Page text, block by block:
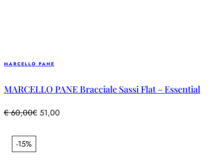
MARCELLO PANE
MARCELLO PANE Bracciale Sassi Flat – Essential
€60,00€ 51,00
-15%